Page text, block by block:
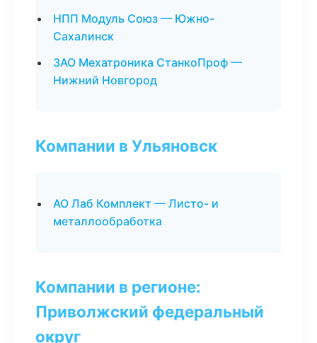
НПП Модуль Союз — Южно-
Сахалинск
ЗАО Мехатроника СтанкоПроф —
Нижний Новгород
Компании в Ульяновск
АО Лаб Комплект — Листо- и
металлообработка
Компании в регионе:
Приволжский федеральный
округ